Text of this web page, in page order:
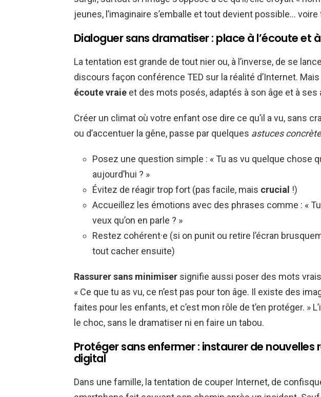
jeunes, l’imaginaire s’emballe et tout devient possible…
Dialoguer sans dramatiser : place à l’écoute et
La tentation est grande de tout nier ou, à l’inverse, de se
discours façon conférence TED sur la réalité d’Internet. Mais
écoute vraie et des mots posés, adaptés à son âge et à ses
Créer un climat où votre enfant ose dire ce qu’il a vu, sans
ou d’accentuer la gêne, passe par quelques astuces
Posez une question simple : « Tu as vu quelque chose
aujourd’hui ? »
Évitez de réagir trop fort (pas facile, mais crucial !)
Accueillez les émotions avec des phrases comme : «
veux qu’on en parle ? »
Restez cohérent·e (si on punit ou retire l’écran
tout cacher ensuite)
Rassurer sans minimiser signifie aussi poser des mots
« Ce que tu as vu, ce n’est pas pour ton âge. Il existe des
faites pour les enfants, et c’est mon rôle de t’en protéger. »
le choc, sans le dramatiser ni en faire un tabou.
Protéger sans enfermer : instaurer de nouvelles
digital
Dans une famille, la tentation de couper Internet, de